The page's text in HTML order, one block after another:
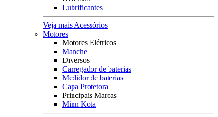
Lubrificantes
Veja mais Acessórios
Motores
Motores Elétricos
Manche
Diversos
Carregador de baterias
Medidor de baterias
Capa Protetora
Principais Marcas
Minn Kota